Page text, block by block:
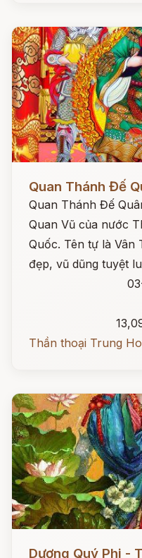
Quan Thánh Đế
Quan Thánh Đế
Quan Vũ của nước
Quốc. Tên tự là
đẹp, vũ dũng tuyệt
Thần thoại Trung
Dương Quý Phi -